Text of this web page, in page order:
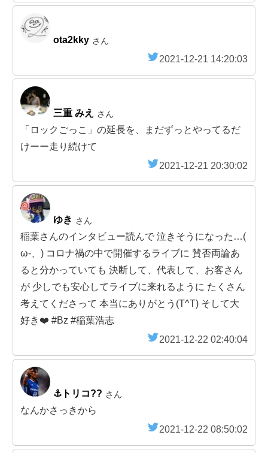
ota2kky さん
2021-12-21 14:20:03
三重 みえ さん
「ロックごっこ」の延長を、まだずっとやってるだ
けーー走り続けて
2021-12-21 20:30:02
ゆき さん
稲葉さんのインタビュー読んで 泣きそうになった…(
ω-、) コロナ禍の中で開催するライブに 賛否両論あ
ると分かっていても 決断して、代表して、お客さん
が 少しでも安心してライブに来れるように たくさん
考えてくださって 本当にありがとう(T^T) そして大
好き❤️ #Bz #稲葉浩志
2021-12-22 02:40:04
⚓トリコ?? さん
なんかさっきから
2021-12-22 08:50:02